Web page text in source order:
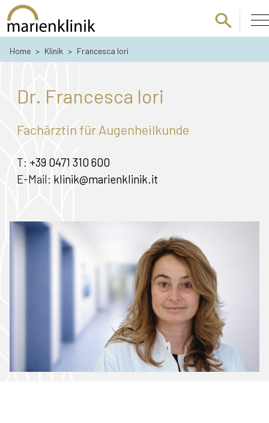
Zum Hauptinhalt springen
Home > Klinik > Francesca Iori
Dr. Francesca Iori
Fachärztin für Augenheilkunde
T: +39 0471 310 600
E-Mail: klinik@marienklinik.it